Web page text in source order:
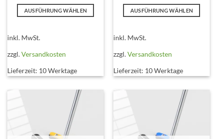
AUSFÜHRUNG WÄHLEN
mehrere
auf.
Optionen
können
Produktseite
inkl. MwSt.
zzgl.Versandkosten
Lieferzeit: 10 Werktage
AUSFÜHRUNG WÄHLEN
mehrere
auf.
Optionen
können
Produktseite
inkl. MwSt.
zzgl.Versandkosten
Lieferzeit: 10 Werktage